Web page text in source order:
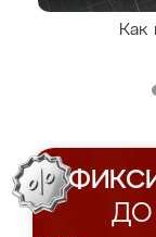
Как
ДО